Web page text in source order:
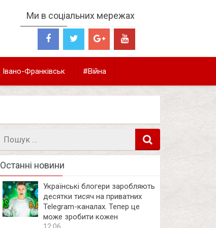
Ми в соціальних мережах
Івано-Франківськ #Війна
Останні новини
Українські блогери заробляють
десятки тисяч на приватних
Telegram-каналах. Тепер це
може зробити кожен